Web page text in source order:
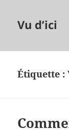
Vu d’ici
Étiquette :